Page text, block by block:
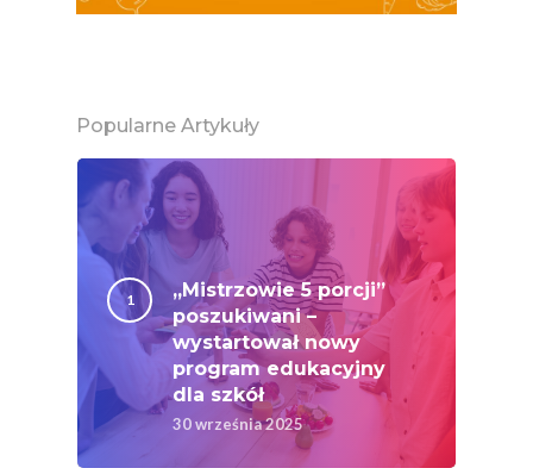
Popularne Artykuły
„Mistrzowie 5 porcji”
poszukiwani –
wystartował nowy
program edukacyjny
dla szkół
30 września 2025
Warzywa – To Na
Good Move
Związek Zawodowy
Rolników Ojczyzna
Branża
Wydarzenia
Badania